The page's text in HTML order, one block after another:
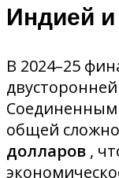
Индией
В 2024–25
Соединенным
общей
долларов ,